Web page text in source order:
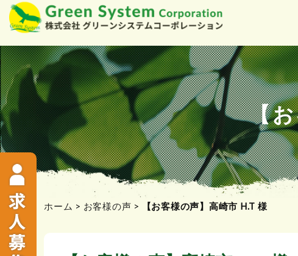
ン
テ
ン
ツ
へ
ス
キ
ッ
【
ホーム > お客様の声 > 【お客様の声】高崎市 H.T 様